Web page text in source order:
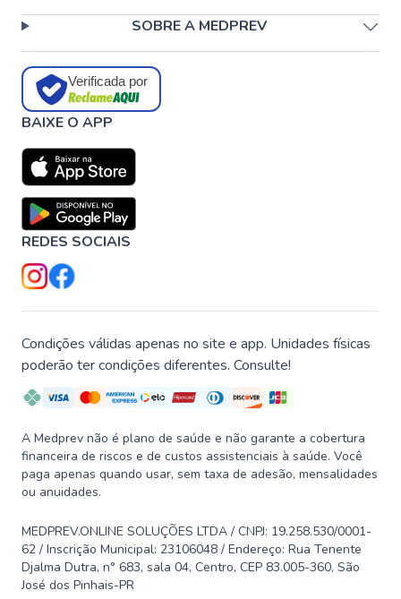
SOBRE A MEDPREV
Verificada por
BAIXE O APP
REDES SOCIAIS
Condições válidas apenas no site e app. Unidades físicas
poderão ter condições diferentes. Consulte!
A Medprev não é plano de saúde e não garante a cobertura
financeira de riscos e de custos assistenciais à saúde. Você
paga apenas quando usar, sem taxa de adesão, mensalidades
ou anuidades.
MEDPREV.ONLINE SOLUÇÕES LTDA / CNPJ: 19.258.530/0001-
62 / Inscrição Municipal: 23106048 / Endereço: Rua Tenente
Djalma Dutra, n° 683, sala 04, Centro, CEP 83.005-360, São
José dos Pinhais-PR